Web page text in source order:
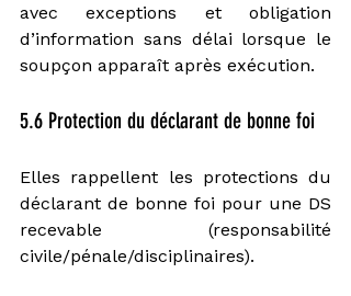
avec exceptions et obligation
d’information sans délai lorsque le
soupçon apparaît après exécution.
5.6 Protection du déclarant de bonne foi
Elles rappellent les protections du
déclarant de bonne foi pour une DS
recevable (responsabilité
civile/pénale/disciplinaires).